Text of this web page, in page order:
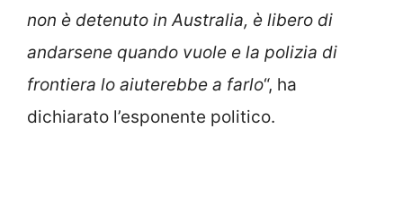
non è detenuto in Australia, è libero di
andarsene quando vuole e la polizia di
frontiera lo aiuterebbe a farlo“, ha
dichiarato l’esponente politico.